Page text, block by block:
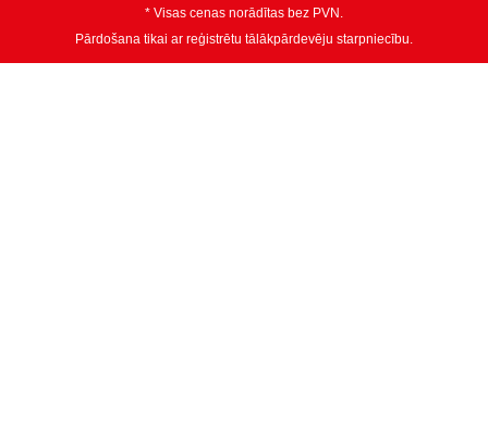
* Visas cenas norādītas bez PVN.
Pārdošana tikai ar reģistrētu tālākpārdevēju starpniecību.